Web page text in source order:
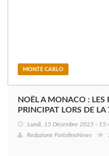
MONTE CARLO
NOËL A MONACO :
PRINCIPAT LORS DE
Lundi, 15 Décembre 2025 -
Redazione PortofinoNews